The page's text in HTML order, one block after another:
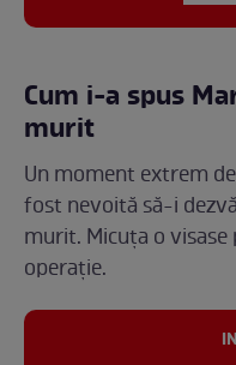
Cum i-a spus
murit
Un moment extrem
fost nevoită să-i
murit. Micuța o visase
operație.